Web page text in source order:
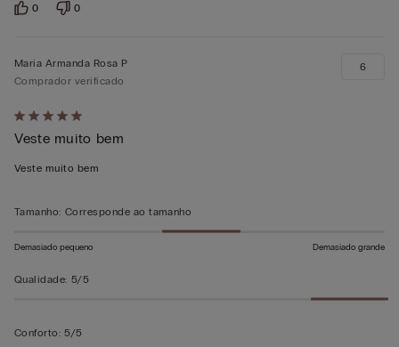
0 0
Atribuiu
5
em
Maria Armanda Rosa P
Comprador verificado
Veste muito bem
Veste muito bem
6
Tamanho: Corresponde ao tamanho
Demasiado pequeno Demasiado grande
Qualidade: 5/5
Conforto: 5/5